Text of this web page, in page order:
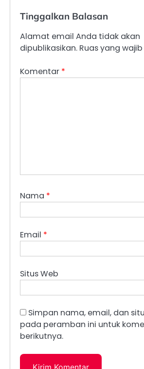
Tinggalkan Balasan
Alamat email Anda tidak akan
dipublikasikan. Ruas yang
Komentar *
Nama *
Email *
Situs Web
Simpan nama, email, dan
pada peramban ini untuk
berikutnya.